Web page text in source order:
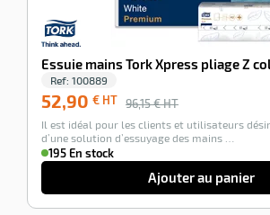
Essuie mains Tork Xpress pliage Z
Ref: 100889
52,90 € HT 96,15 € HT
Il est idéal pour les clients et utilisateurs
d’une solution d’essuyage des mains …
195 En stock
Ajouter au panier